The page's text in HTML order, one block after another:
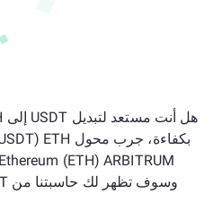
وسوف تظهر لك حاسبتنا من USDT إلى ETH سعر الصرف.